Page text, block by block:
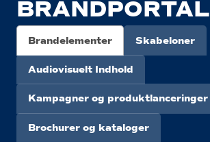
BRANDPORTAL
Brandelementer Skabeloner
Audiovisuelt Indhold
Kampagner og produktlanceringer
Brochurer og kataloger